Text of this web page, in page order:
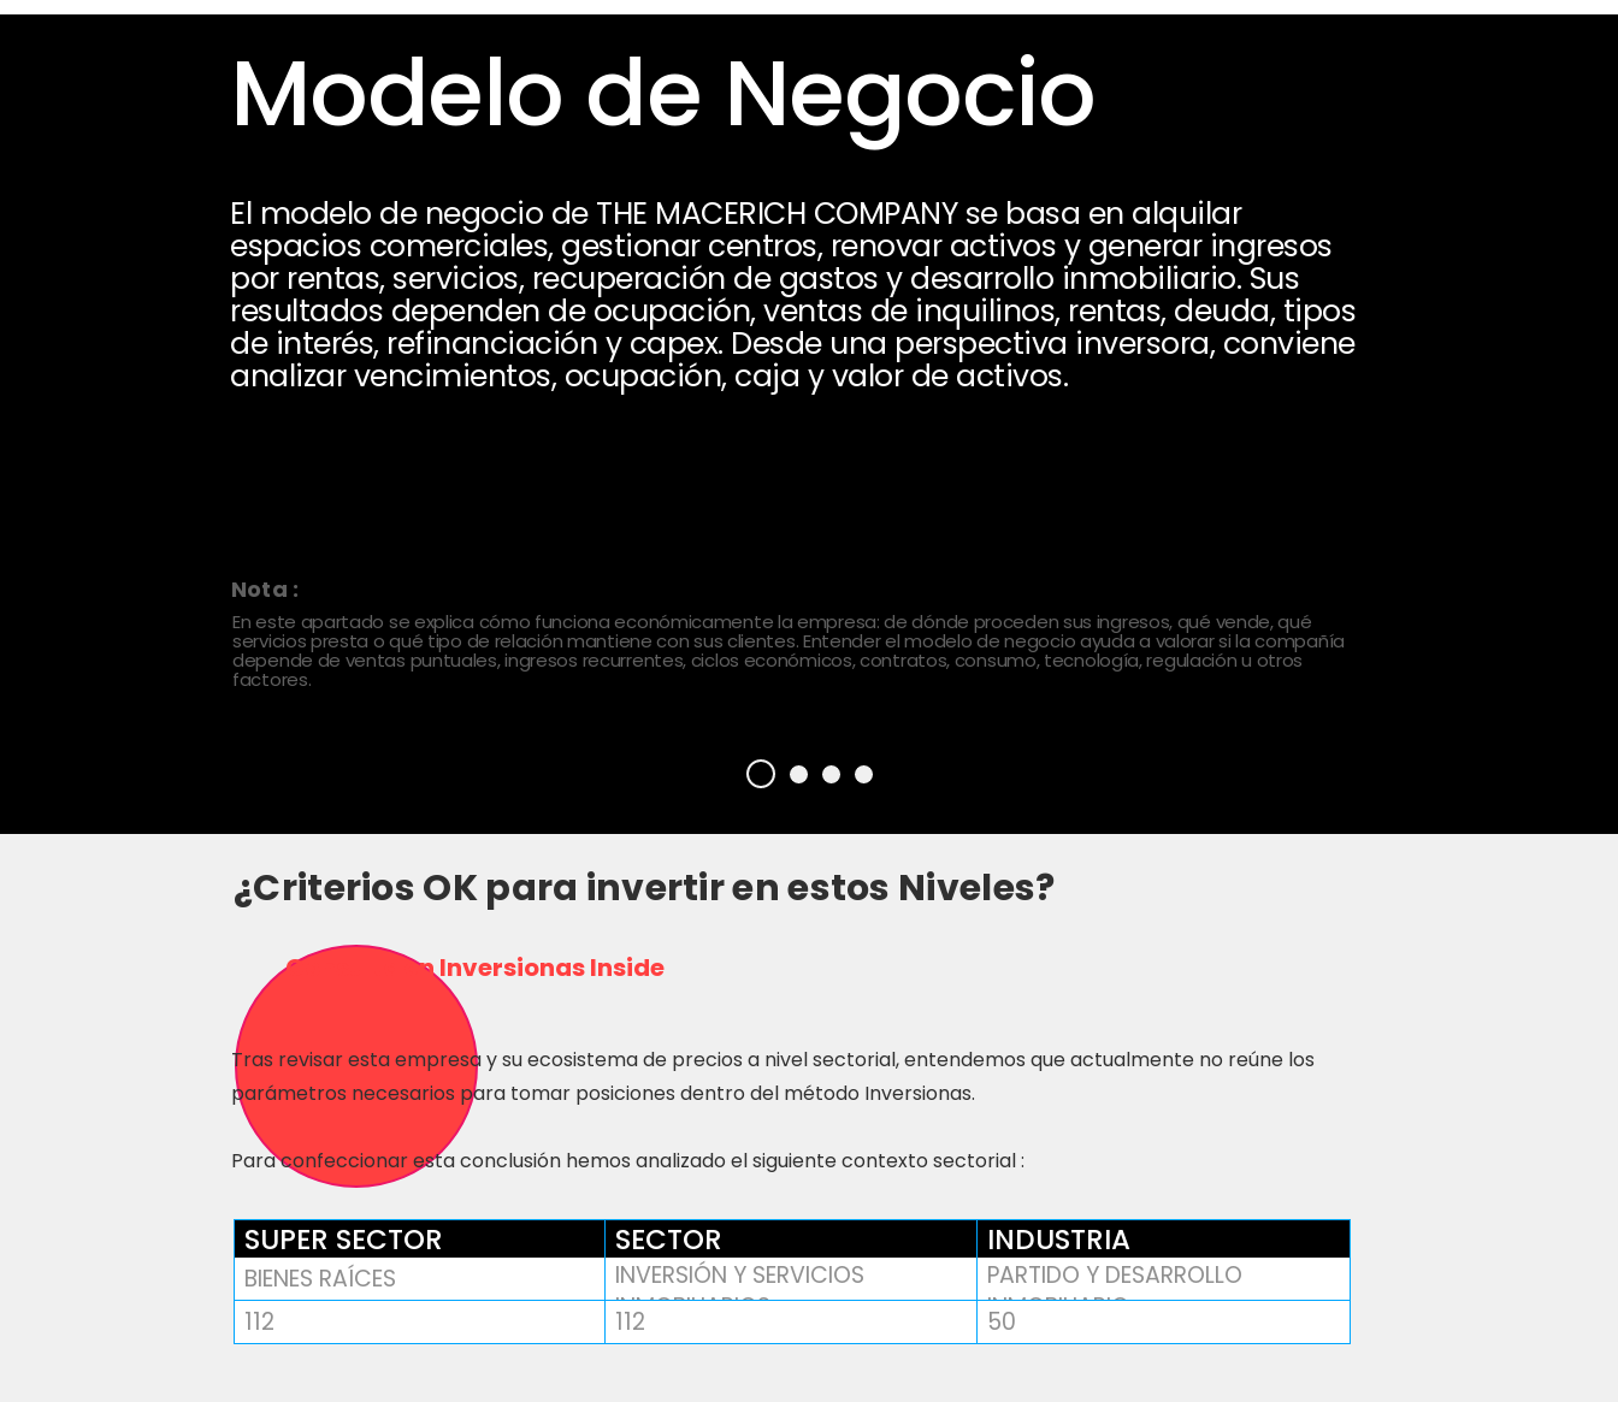
Modelo de Negocio
El modelo de negocio de THE MACERICH COMPANY se basa en alquilar
espacios comerciales, gestionar centros, renovar activos y generar ingresos
por rentas, servicios, recuperación de gastos y desarrollo inmobiliario. Sus
resultados dependen de ocupación, ventas de inquilinos, rentas, deuda, tipos
de interés, refinanciación y capex. Desde una perspectiva inversora, conviene
analizar vencimientos, ocupación, caja y valor de activos.
Nota :
En este apartado se explica cómo funciona económicamente la empresa: de dónde proceden sus ingresos, qué vende, qué
servicios presta o qué tipo de relación mantiene con sus clientes. Entender el modelo de negocio ayuda a valorar si la compañía
depende de ventas puntuales, ingresos recurrentes, ciclos económicos, contratos, consumo, tecnología, regulación u otros
factores.
¿Criterios OK para invertir en estos Niveles?
Consulta en Inversionas Inside
Tras revisar esta empresa y su ecosistema de precios a nivel sectorial, entendemos que actualmente no reúne los
parámetros necesarios para tomar posiciones dentro del método Inversionas.
Para confeccionar esta conclusión hemos analizado el siguiente contexto sectorial :
SUPER SECTOR SECTOR INDUSTRIA
BIENES RAÍCES
INVERSIÓN Y SERVICIOS
INMOBILIARIOS
PARTIDO Y DESARROLLO
INMOBILIARIO
112 112 50